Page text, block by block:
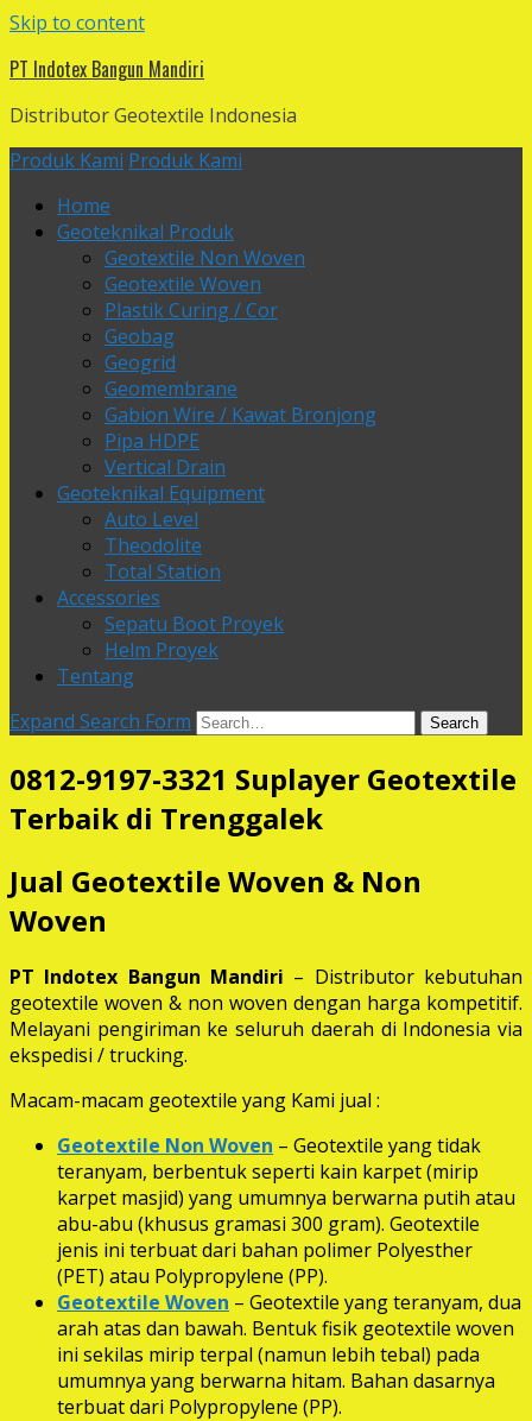
Skip to content
PT Indotex Bangun Mandiri
Distributor Geotextile Indonesia
Produk Kami Produk Kami
Home
Geoteknikal Produk
Geotextile Non Woven
Geotextile Woven
Plastik Curing / Cor
Geobag
Geogrid
Geomembrane
Gabion Wire / Kawat Bronjong
Pipa HDPE
Vertical Drain
Geoteknikal Equipment
Auto Level
Theodolite
Total Station
Accessories
Sepatu Boot Proyek
Helm Proyek
Tentang
Expand Search Form
Search
0812-9197-3321 Suplayer Geotextile
Terbaik di Trenggalek
Jual Geotextile Woven & Non
Woven
PT Indotex Bangun Mandiri – Distributor kebutuhan
geotextile woven & non woven dengan harga kompetitif.
Melayani pengiriman ke seluruh daerah di Indonesia via
ekspedisi / trucking.
Macam-macam geotextile yang Kami jual :
Geotextile Non Woven – Geotextile yang tidak
teranyam, berbentuk seperti kain karpet (mirip
karpet masjid) yang umumnya berwarna putih atau
abu-abu (khusus gramasi 300 gram). Geotextile
jenis ini terbuat dari bahan polimer Polyesther
(PET) atau Polypropylene (PP).
Geotextile Woven – Geotextile yang teranyam, dua
arah atas dan bawah. Bentuk fisik geotextile woven
ini sekilas mirip terpal (namun lebih tebal) pada
umumnya yang berwarna hitam. Bahan dasarnya
terbuat dari Polypropylene (PP).